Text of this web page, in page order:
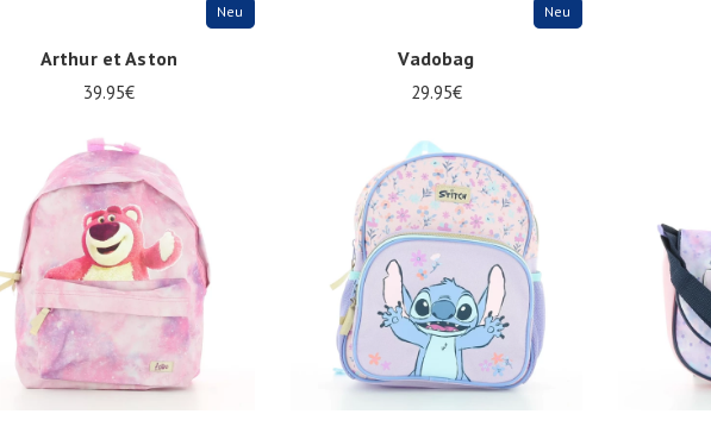
Neu
Arthur et Aston
39.95€
Neu
Vadobag
29.95€